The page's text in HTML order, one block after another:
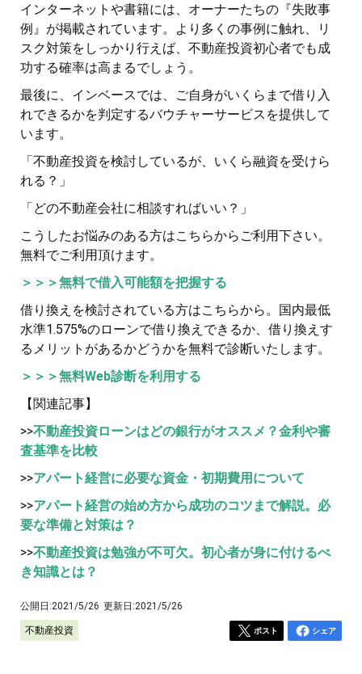
インターネットや書籍には、オーナーたちの『失敗事
例』が掲載されています。より多くの事例に触れ、リ
スク対策をしっかり行えば、不動産投資初心者でも成
功する確率は高まるでしょう。
最後に、インベースでは、ご自身がいくらまで借り入
れできるかを判定するバウチャーサービスを提供して
います。
「不動産投資を検討しているが、いくら融資を受けら
れる？」
「どの不動産会社に相談すればいい？」
こうしたお悩みのある方はこちらからご利用下さい。
無料でご利用頂けます。
＞＞＞無料で借入可能額を把握する
借り換えを検討されている方はこちらから。国内最低
水準1.575%のローンで借り換えできるか、借り換えす
るメリットがあるかどうかを無料で診断いたします。
＞＞＞無料Web診断を利用する
【関連記事】
>>不動産投資ローンはどの銀行がオススメ？金利や審
査基準を比較
>>アパート経営に必要な資金・初期費用について
>>アパート経営の始め方から成功のコツまで解説。必
要な準備と対策は？
>>不動産投資は勉強が不可欠。初心者が身に付けるべ
き知識とは？
公開日:2021/5/26 更新日:2021/5/26
不動産投資 ポスト シェア